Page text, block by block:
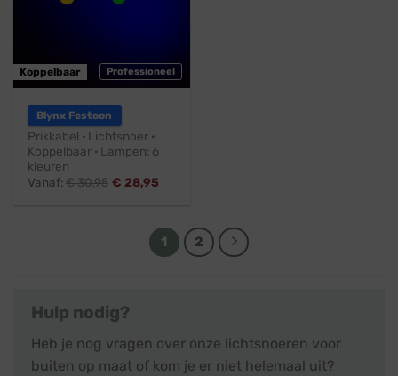
Professioneel
Koppelbaar
Blynx Festoon
Prikkabel · Lichtsnoer ·
Koppelbaar · Lampen: 6
kleuren
Vanaf:€30,95 € 28,95
1 2
Hulp nodig?
Heb je nog vragen over onze lichtsnoeren voor
buiten op maat of kom je er niet helemaal uit?